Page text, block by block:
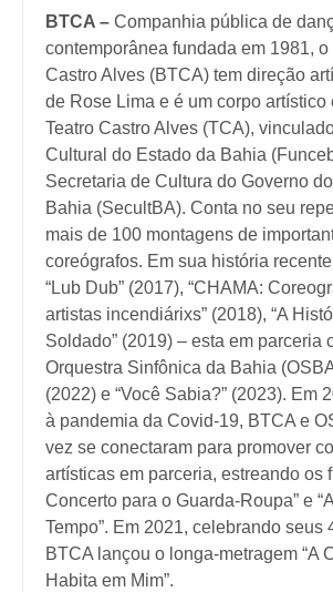
BTCA – Companhia pública de
contemporânea fundada em 1981, o
Castro Alves (BTCA) tem direção
de Rose Lima e é um corpo artístico
Teatro Castro Alves (TCA),
Cultural do Estado da Bahia
Secretaria de Cultura do Governo
Bahia (SecultBA). Conta no seu
mais de 100 montagens de
coreógrafos. Em sua história
“Lub Dub” (2017), “CHAMA:
artistas incendiárixs” (2018), “A
Soldado” (2019) – esta em parceria
Orquestra Sinfônica da Bahia
(2022) e “Você Sabia?” (2023). Em
à pandemia da Covid-19, BTCA e
vez se conectaram para promover
artísticas em parceria, estreando os
Concerto para o Guarda-Roupa” e
Tempo”. Em 2021, celebrando seus
BTCA lançou o longa-metragem “A
Habita em Mim”.